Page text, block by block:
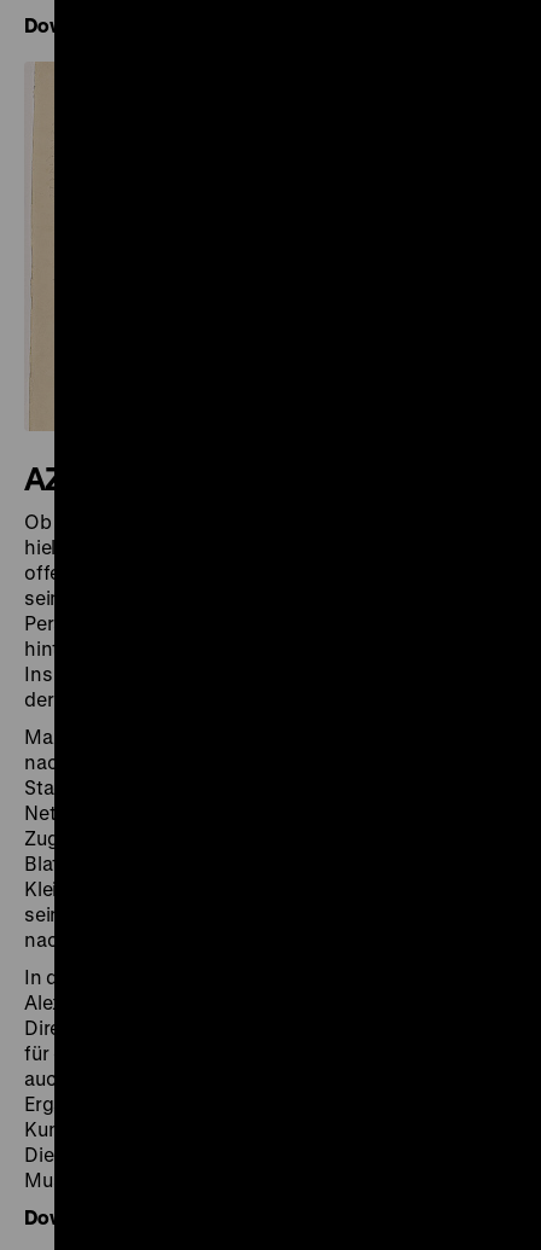
Download Audiodatei (WAV)
AZTEKISCHES GEFÄSS
Ob Maximilian Franck das Gefäß jemals in der Hand
hielt oder nur auf Distanz abzeichnete, muss
offenbleiben. Entsprechend wissen wir nichts zu
seinem Material oder Gebrauch. Aus heutiger
Perspektive ähnelt es einer Teekanne, mit Henkel
hinten und dem Ausguss in Form eines Kopfes vorne.
Ins Auge fallen unter anderem die Kopfbedeckung und
der Ohrschmuck.
Maximilian Franck besuchte während seiner Reise
nach Mexiko 1829/30 das Nationalmuseum in Mexiko-
Stadt sowie zahlreiche Privatsammlungen. Sein gutes
Netzwerk ermöglichte dem böhmischen Künstler den
Zugang zu altmexikanischer Kunst. Franck trug 81
Blatt mit insgesamt 600 Zeichnungen und über 500
Kleinskulpturen zusammen. Diese transportierte er auf
seiner Rückreise über Philadelphia und New York bis
nach Paris, wo er die Objekte feilbot.
In der französischen Hauptstadt traf Franck auf
Alexander von Humboldt. In einem Gutachten für den
Direktor des Louvre sprach Humboldt sich nicht nur
für den Erwerb der Kleinskulpturen aus. Er empfahl
auch den Kauf der Zeichnungen als unverzichtbare
Ergänzung der Sammlung des Louvre. Das nationale
Kunstmuseum erwarb jedoch lediglich die Skulpturen.
Die Zeichnungen gelangten später in das British
Museum nach London.
Download Audiodatei (WAV)